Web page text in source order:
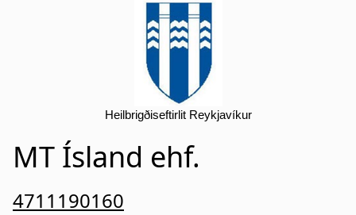
Heilbrigðiseftirlit Reykjavíkur
MT Ísland ehf.
4711190160